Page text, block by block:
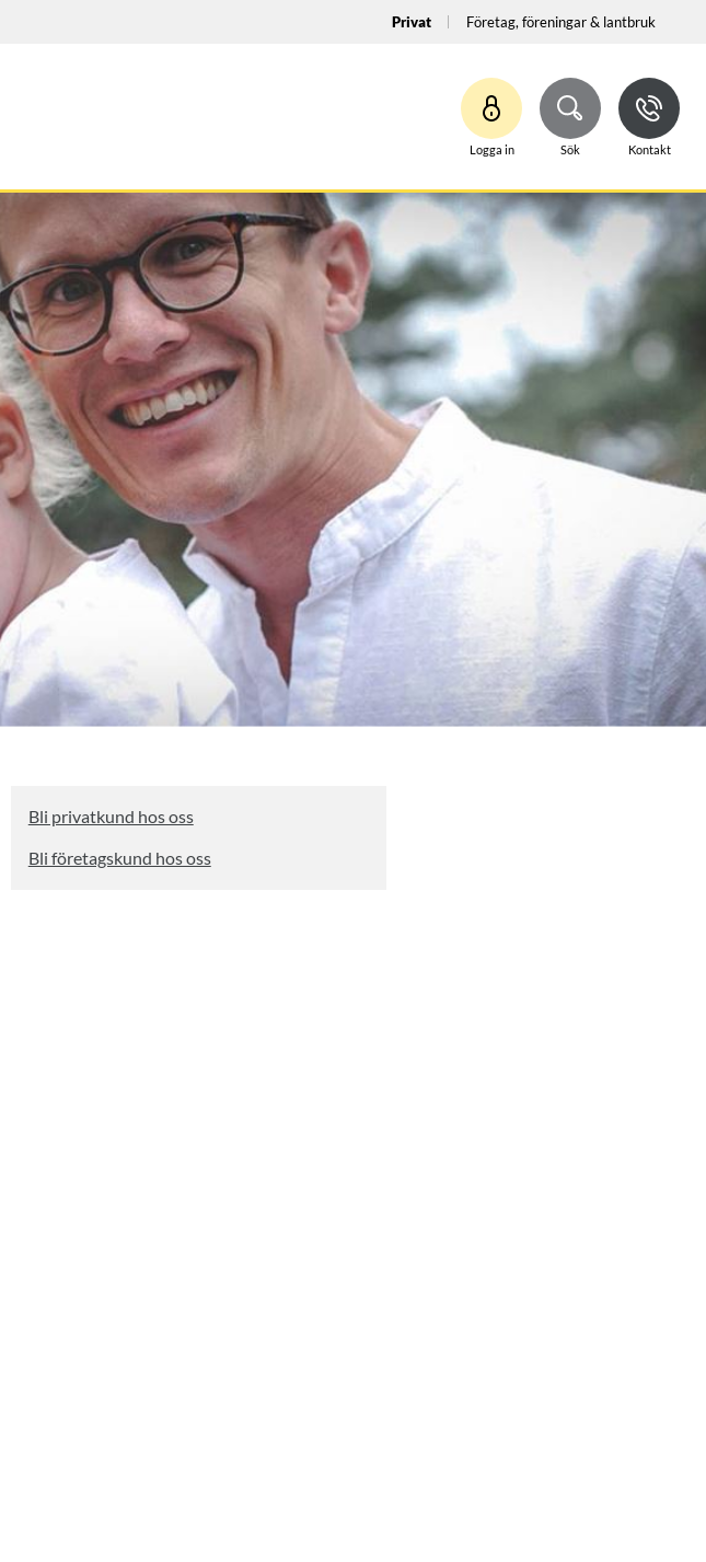
Privat Företag, föreningar & lantbruk
Logga in Sök Kontakt
Bli privatkund hos oss
Bli företagskund hos oss